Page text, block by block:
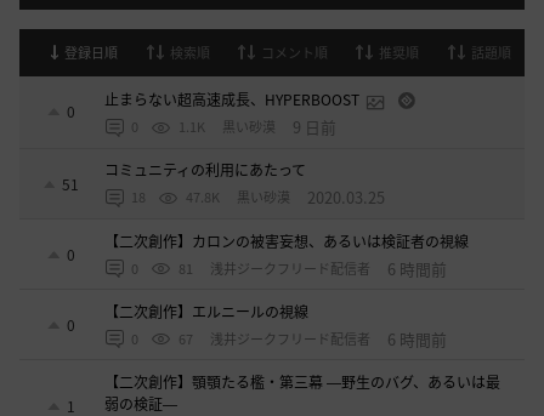
登録日順 検索順 コメント順 推奨順 話題順
0
止まらない超高速成長、HYPERBOOST
0 1.1K 黒い砂漠 9 日前
51
コミュニティの利用にあたって
18 47.8K 黒い砂漠 2020.03.25
0
【二次創作】カロンの被害妄想、あるいは検証者の視線
0 81 浅井ジークフリード配信者 6 時間前
0
【二次創作】エルニールの視線
0 67 浅井ジークフリード配信者 6 時間前
1
【二次創作】顎顎たる檻・第三幕 ―野生のバグ、あるいは最
弱の検証―